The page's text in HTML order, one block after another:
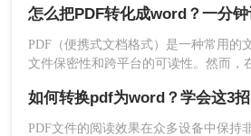
和管理功能。下面以转转大师
操作如下：
下载地址：https://
档。那么怎么把pdf文件转化成word呢？
方法，帮助您轻松实现PDF到Word的转
PDF（便携式文档格式）是一种常用的
文件保密性和跨平台的可读性。然而，
行修改和编辑。本文将介绍一种免费且
电脑怎么把PDF转化成word。
PDF文件的阅读效果在众多设备中保持